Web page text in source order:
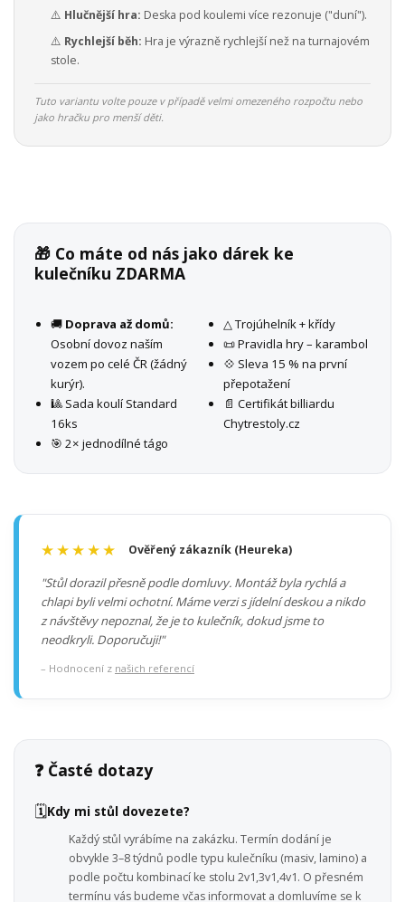
⚠️ Hlučnější hra: Deska pod koulemi více rezonuje ("duní").
⚠️ Rychlejší běh: Hra je výrazně rychlejší než na turnajovém
stole.
Tuto variantu volte pouze v případě velmi omezeného rozpočtu nebo
jako hračku pro menší děti.
🎁 Co máte od nás jako dárek ke
kulečníku ZDARMA
🚚 Doprava až domů:
Osobní dovoz naším
vozem po celé ČR (žádný
kurýr).
🎱 Sada koulí Standard
16ks
🎯 2× jednodílné tágo
△ Trojúhelník + křídy
📜 Pravidla hry – karambol
💠 Sleva 15 % na první
přepotažení
📄 Certifikát billiardu
Chytrestoly.cz
★★★★★ Ověřený zákazník (Heureka)
"Stůl dorazil přesně podle domluvy. Montáž byla rychlá a
chlapi byli velmi ochotní. Máme verzi s jídelní deskou a nikdo
z návštěvy nepoznal, že je to kulečník, dokud jsme to
neodkryli. Doporučuji!"
– Hodnocení z našich referencí
❓ Časté dotazy
🗓️Kdy mi stůl dovezete?
Každý stůl vyrábíme na zakázku. Termín dodání je
obvykle 3–8 týdnů podle typu kulečníku (masiv, lamino) a
podle počtu kombinací ke stolu 2v1,3v1,4v1. O přesném
termínu vás budeme včas informovat a domluvíme se k